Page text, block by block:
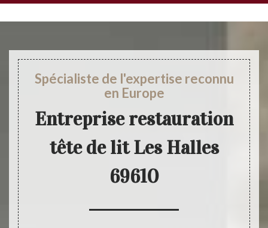
Spécialiste de l'expertise reconnu
en Europe
Entreprise restauration
tête de lit Les Halles
69610